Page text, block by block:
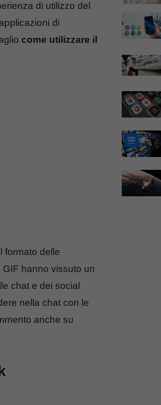
di utilizzo del
di
come utilizzare il
formato delle
GIF hanno vissuto un
chat e dei social
nella chat con le
anche su